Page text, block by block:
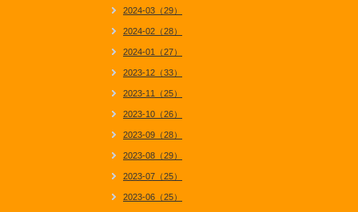
2024-03（29）
2024-02（28）
2024-01（27）
2023-12（33）
2023-11（25）
2023-10（26）
2023-09（28）
2023-08（29）
2023-07（25）
2023-06（25）